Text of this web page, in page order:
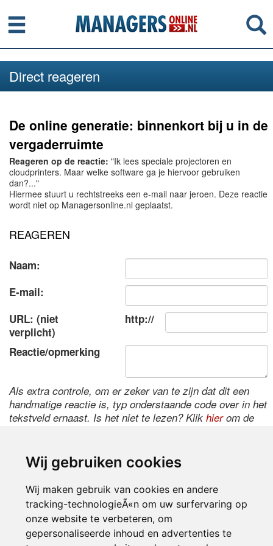
Wij gebruiken cookies
Wij maken gebruik van cookies en andere
tracking-technologieÃ«n om uw surfervaring op
onze website te verbeteren, om
gepersonaliseerde inhoud en advertenties te
Menu
Direct reageren
De online generatie: binnenkort bij u in de
vergaderruimte
Reageren op de reactie: "Ik lees speciale projectoren en
cloudprinters. Maar welke software ga je hiervoor gebruiken
dan?..."
Hiermee stuurt u rechtstreeks een e-mail naar jeroen. Deze reactie
wordt niet op Managersonline.nl geplaatst.
REAGEREN
Naam:
E-mail:
URL: (niet
verplicht)
http://
Reactie/opmerking
Als extra controle, om er zeker van te zijn dat dit een
handmatige reactie is, typ onderstaande code over in het
tekstveld ernaast. Is het niet te lezen? Klik hierom de